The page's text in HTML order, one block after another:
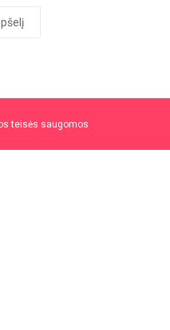
teisės saugomos